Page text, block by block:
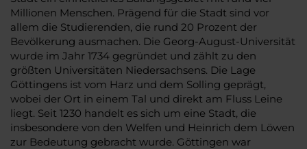
Millionen Menschen. Prägend für die Stadt sind vor
allem die Studierenden, die rund 20 Prozent der
Bevölkerung ausmachen. Die Georg-August-Universität
wurde im Jahr 1734 gegründet und zählt zu den
größten Universitäten Niedersachsens. Die Lage
Göttingens ist vom Harz und dem Solling geprägt,
wobei der Ort in einem Tal und direkt am Fluss Leine
liegt. Seit 1230 handelt es sich um eine Stadt, die
insbesondere von den Welfen und Heinrich dem Löwen
zur Bedeutung gebracht wurde. Göttingen war